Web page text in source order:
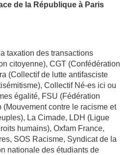
de la République à Paris
taxation des transactions
citoyenne), CGT (Confédération
(Collectif de lutte antifasciste
Collectif Né-es ici ou
égalité, FSU (Fédération
contre le racisme et
La Cimade, LDH (Ligue
humains), Oxfam France,
SOS Racisme, Syndicat de la
nationale des étudiants de